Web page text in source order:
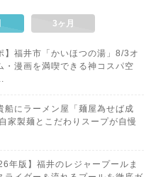
3ヶ月
】福井市「かいほつの湯」8/3オ
・漫画を満喫できる神コスパ空
船にラーメン屋「麺屋為せば成
家製麺とこだわりスープが自慢
年版】福井のレジャープールま